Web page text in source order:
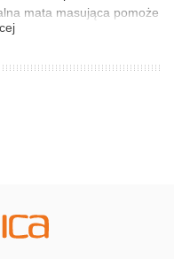
mata masująca pomoże
masując plecy i
jazda samochodem
w szerokim wyborze.